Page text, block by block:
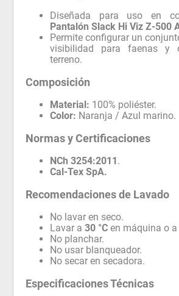
Diseñada para uso en
Pantalón Slack Hi Viz Z-500
Permite configurar un
visibilidad para faenas y
terreno.
Composición
Material: 100% poliéster.
Color: Naranja / Azul marino.
Normas y Certificaciones
NCh 3254:2011.
Cal-Tex SpA.
Recomendaciones de Lavado
No lavar en seco.
Lavar a30 °C en máquina o
No planchar.
No usar blanqueador.
No secar en secadora.
Especificaciones Técnicas